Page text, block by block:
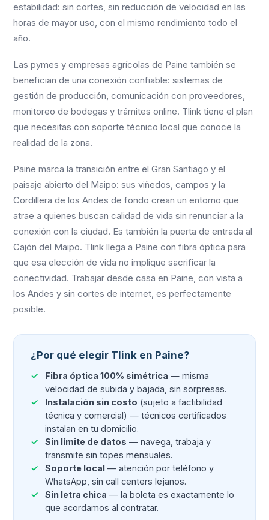
estabilidad: sin cortes, sin reducción de velocidad en las
horas de mayor uso, con el mismo rendimiento todo el
año.
Las pymes y empresas agrícolas de Paine también se
benefician de una conexión confiable: sistemas de
gestión de producción, comunicación con proveedores,
monitoreo de bodegas y trámites online. Tlink tiene el plan
que necesitas con soporte técnico local que conoce la
realidad de la zona.
Paine marca la transición entre el Gran Santiago y el
paisaje abierto del Maipo: sus viñedos, campos y la
Cordillera de los Andes de fondo crean un entorno que
atrae a quienes buscan calidad de vida sin renunciar a la
conexión con la ciudad. Es también la puerta de entrada al
Cajón del Maipo. Tlink llega a Paine con fibra óptica para
que esa elección de vida no implique sacrificar la
conectividad. Trabajar desde casa en Paine, con vista a
los Andes y sin cortes de internet, es perfectamente
posible.
¿Por qué elegir Tlink en Paine?
Fibra óptica 100% simétrica — misma
velocidad de subida y bajada, sin sorpresas.
Instalación sin costo (sujeto a factibilidad
técnica y comercial) — técnicos certificados
instalan en tu domicilio.
Sin límite de datos — navega, trabaja y
transmite sin topes mensuales.
Soporte local — atención por teléfono y
WhatsApp, sin call centers lejanos.
Sin letra chica — la boleta es exactamente lo
que acordamos al contratar.